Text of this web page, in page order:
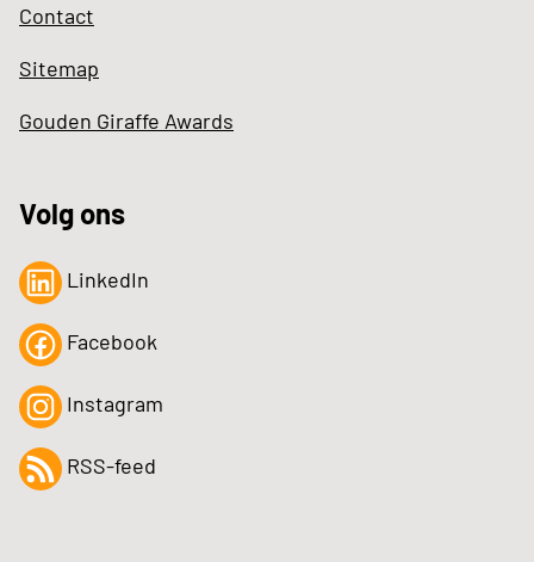
Contact
Sitemap
Gouden Giraffe Awards
Volg ons
LinkedIn
Facebook
Instagram
RSS-feed